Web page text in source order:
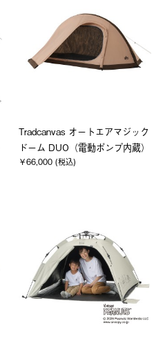
Tradcanvas オートエアマジック
ドーム DUO（電動ポンプ内蔵）
￥66,000 (税込)